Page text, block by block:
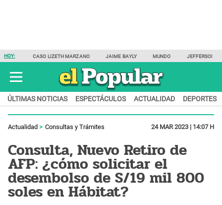
HOY: CASO LIZETH MARZANO JAIME BAYLY MUNDO JEFFERSON
ÚLTIMAS NOTICIAS ESPECTÁCULOS ACTUALIDAD DEPORTES
Actualidad Consultas y Trámites 24 MAR 2023 | 14:07 H
Consulta, Nuevo Retiro de
AFP: ¿cómo solicitar el
desembolso de S/19 mil 800
soles en Hábitat?